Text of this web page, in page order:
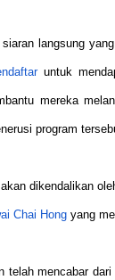
langsung
untuk
mereka
program
dikendalikan
Chai Hongyang
telah mencabar